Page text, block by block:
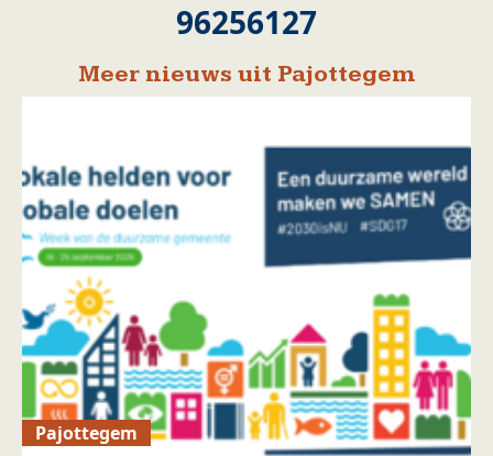
96256127
Meer nieuws uit Pajottegem
Pajottegem